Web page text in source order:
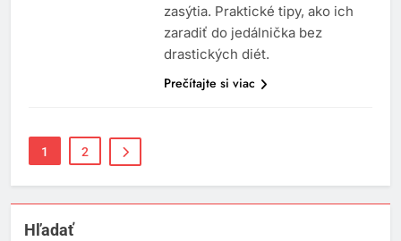
zasýtia. Praktické tipy, ako ich
zaradiť do jedálnička bez
drastických diét.
Prečítajte si viac
1 2
Hľadať